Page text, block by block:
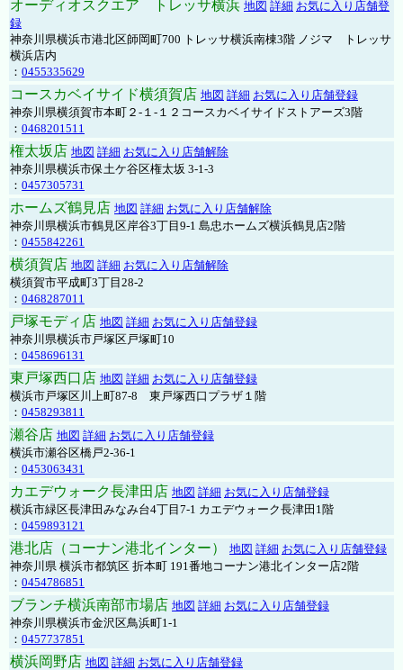
オーディオスクエア トレッサ横浜 地図 詳細 お気に入り店舗登
録
神奈川県横浜市港北区師岡町700 トレッサ横浜南棟3階 ノジマ トレッサ
横浜店内
： 0455335629
コースカベイサイド横須賀店 地図 詳細 お気に入り店舗登録
神奈川県横須賀市本町２-１-１２コースカベイサイドストアーズ3階
： 0468201511
権太坂店 地図 詳細 お気に入り店舗解除
神奈川県横浜市保土ケ谷区権太坂 3-1-3
： 0457305731
ホームズ鶴見店 地図 詳細 お気に入り店舗解除
神奈川県横浜市鶴見区岸谷3丁目9-1 島忠ホームズ横浜鶴見店2階
： 0455842261
横須賀店 地図 詳細 お気に入り店舗解除
横須賀市平成町3丁目28-2
： 0468287011
戸塚モディ店 地図 詳細 お気に入り店舗登録
神奈川県横浜市戸塚区戸塚町10
： 0458696131
東戸塚西口店 地図 詳細 お気に入り店舗登録
横浜市戸塚区川上町87-8 東戸塚西口プラザ１階
： 0458293811
瀬谷店 地図 詳細 お気に入り店舗登録
横浜市瀬谷区橋戸2-36-1
： 0453063431
カエデウォーク長津田店 地図 詳細 お気に入り店舗登録
横浜市緑区長津田みなみ台4丁目7-1 カエデウォーク長津田1階
： 0459893121
港北店（コーナン港北インター） 地図 詳細 お気に入り店舗登録
神奈川県 横浜市都筑区 折本町 191番地コーナン港北インター店2階
： 0454786851
ブランチ横浜南部市場店 地図 詳細 お気に入り店舗登録
神奈川県横浜市金沢区鳥浜町1-1
： 0457737851
横浜岡野店 地図 詳細 お気に入り店舗登録